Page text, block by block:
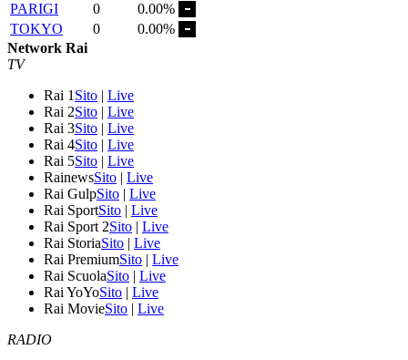
PARIGI
0
0.00%
TOKYO
0
0.00%
Network Rai
TV
Rai 1 Sito | Live
Rai 2Sito | Live
Rai 3Sito | Live
Rai 4Sito | Live
Rai 5Sito | Live
RainewsSito | Live
Rai GulpSito | Live
Rai SportSito | Live
Rai Sport 2Sito | Live
Rai StoriaSito | Live
Rai PremiumSito | Live
Rai ScuolaSito | Live
Rai YoYoSito | Live
Rai MovieSito | Live
RADIO